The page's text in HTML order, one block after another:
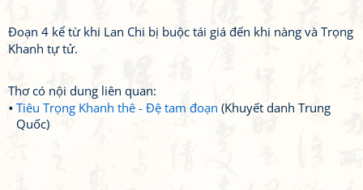
Đoạn 4 kể từ khi Lan Chi bị buộc tái giá đến khi nàng và Trọng
Khanh tự tử.
Thơ có nội dung liên quan:
Tiêu Trọng Khanh thê - Đệ tam đoạn (Khuyết danh Trung
Quốc)